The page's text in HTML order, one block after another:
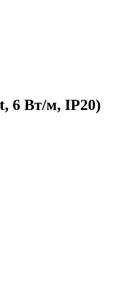
6 Вт/м, IP20)